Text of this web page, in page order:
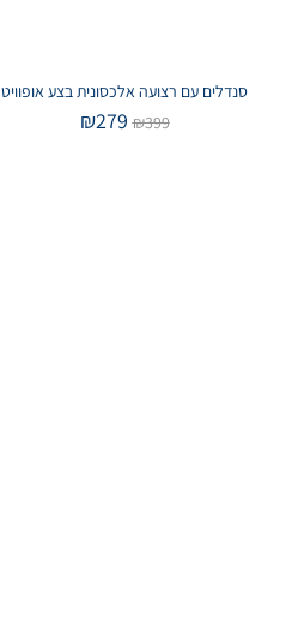
סנדלים עם רצועה אלכסונית בצע אופוויט
₪399
₪279